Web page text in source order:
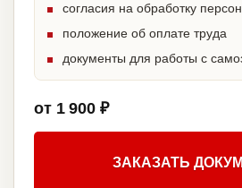
согласия на обработку
положение об оплате труда
документы для работы с
от 1 900 ₽
ЗАКАЗАТЬ